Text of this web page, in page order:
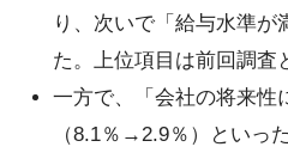
り、次いで「給与水準
た。上位項目は前回調査
一方で、「会社の将来性
（8.1％→2.9％）といっ